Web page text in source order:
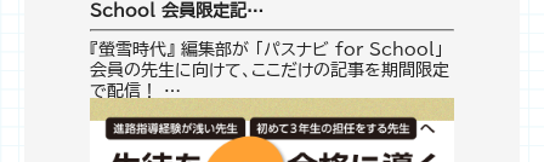
School 会員限定記…
『螢雪時代』 編集部が 「パスナビ for School」
会員の先生に向けて、ここだけの記事を期間限定
で配信！ …